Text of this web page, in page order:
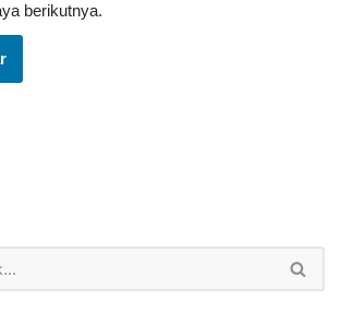
berikutnya.